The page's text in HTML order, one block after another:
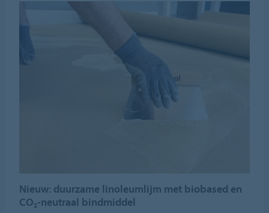
Nieuw: duurzame linoleumlijm met biobased en
CO₂-neutraal bindmiddel